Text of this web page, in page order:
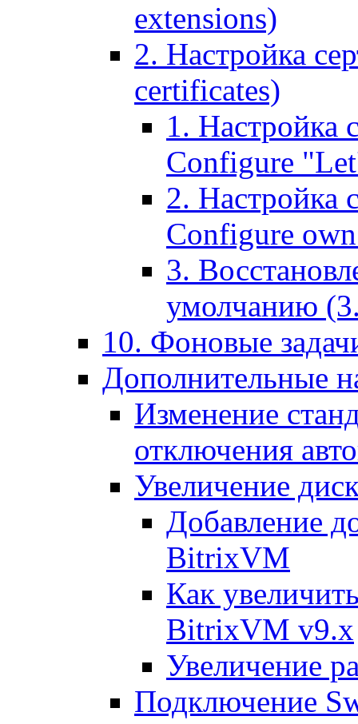
extensions)
2. Настройка
certificates)
1. Настройка
Configure
2. Настройка
Configure
3.
умолчанию
10. Фоновые
Дополнительные
Изменение
отключения
Увеличение
Добавление
BitrixVM
Как
BitrixVM v9.x
Увеличение
Подключение